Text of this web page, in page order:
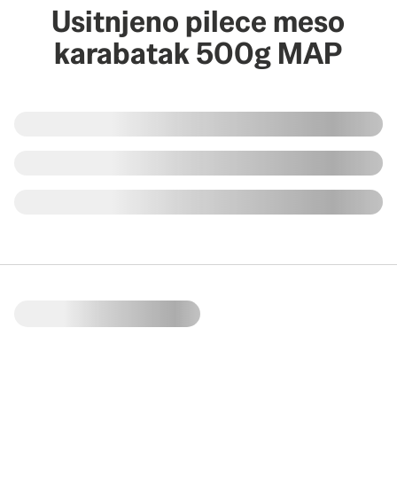
Usitnjeno pilece meso
karabatak 500g MAP